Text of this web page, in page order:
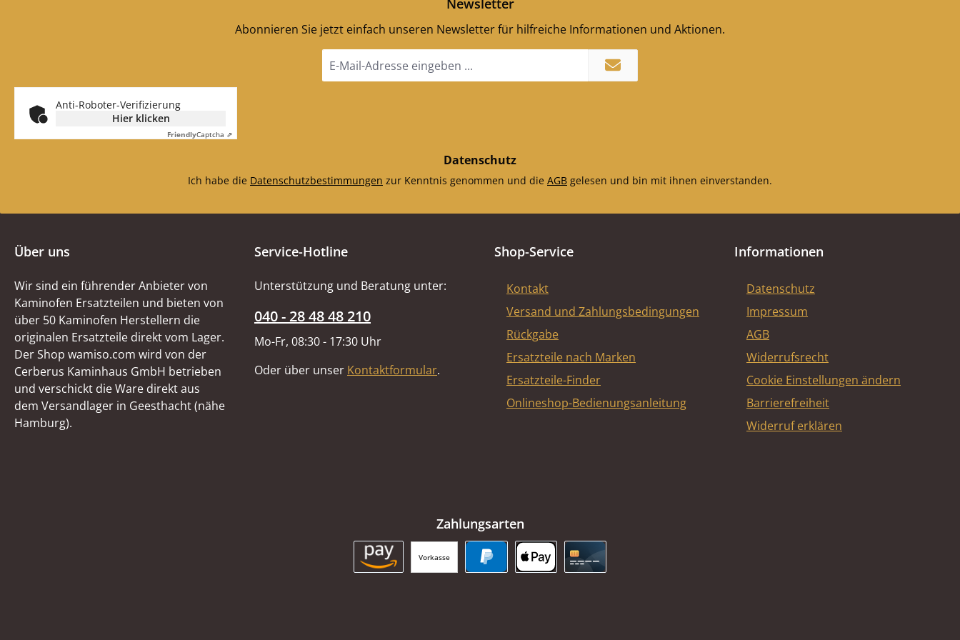
Rückwandstein oben
(156 x 245
mm), Rückwandstein
unten (310 x 250 mm)
Zugumlenkung (364 x 352
Newsletter
Abonnieren Sie jetzt einfach unseren Newsletter für hilfreiche Informationen und Aktionen.
Mail-
Anti-Roboter-Verifizierung
Hier klicken
FriendlyCaptcha ⇗
Datenschutz
Ich habe die Datenschutzbestimmungen zur Kenntnis genommen und die AGB gelesen und bin mit ihnen einverstanden.
Über uns
Wir sind ein führender Anbieter von
Kaminofen Ersatzteilen und bieten von
über 50 Kaminofen Herstellern die
originalen Ersatzteile direkt vom Lager.
Der Shop wamiso.com wird von der
Cerberus Kaminhaus GmbH betrieben
und verschickt die Ware direkt aus
dem Versandlager in Geesthacht (nähe
Hamburg).
Service-Hotline
Unterstützung und Beratung unter:
040 - 28 48 48 210
Mo-Fr, 08:30 - 17:30 Uhr
Oder über unser Kontaktformular.
Shop-Service
Kontakt
Versand und Zahlungsbedingungen
Rückgabe
Ersatzteile nach Marken
Ersatzteile-Finder
Onlineshop-Bedienungsanleitung
Informationen
Datenschutz
Impressum
AGB
Widerrufsrecht
Cookie Einstellungen ändern
Barrierefreiheit
Widerruf erklären
Zahlungsarten
Vorkasse